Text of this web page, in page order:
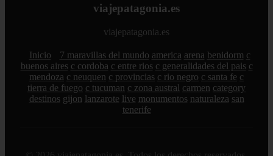
viajepatagonia.es
viajepatagonia.es
Inicio 7 maravillas del mundo america arena benidorm c
buenos aires c cordoba c entre rios c generalidades del pais c
mendoza c neuquen c provincias c rio negro c santa fe c
tierra de fuego c tucuman c zona austral carmen category
destinos gijon lanzarote live monumentos naturaleza san
tenerife